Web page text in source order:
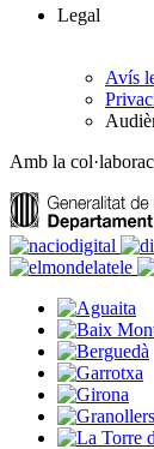
Legal
Avís
Amb la